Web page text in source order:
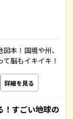
本！国境や州、
脳もイキイキ！
詳細を見る
！すごい地球の